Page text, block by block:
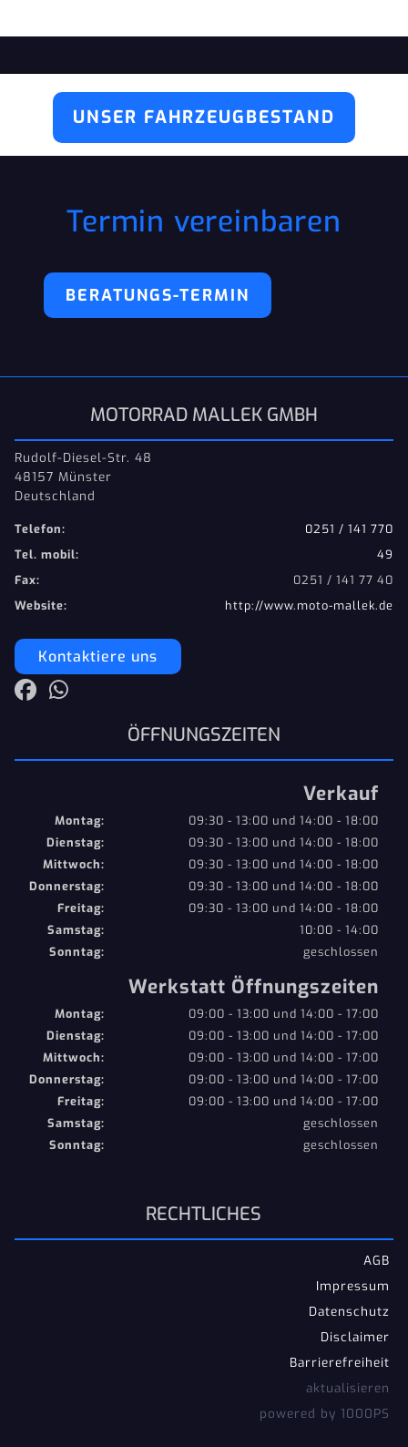
UNSER FAHRZEUGBESTAND
Termin vereinbaren
BERATUNGS-TERMIN
MOTORRAD MALLEK GMBH
Rudolf-Diesel-Str. 48
48157 Münster
Deutschland
Telefon:
0251 / 141 770
Tel. mobil:
49
Fax:
0251 / 141 77 40
Website:
http://www.moto-mallek.de
Kontaktiere uns
ÖFFNUNGSZEITEN
Verkauf
Montag:
09:30 - 13:00 und 14:00 - 18:00
Dienstag:
09:30 - 13:00 und 14:00 - 18:00
Mittwoch:
09:30 - 13:00 und 14:00 - 18:00
Donnerstag:
09:30 - 13:00 und 14:00 - 18:00
Freitag:
09:30 - 13:00 und 14:00 - 18:00
Samstag:
10:00 - 14:00
Sonntag:
geschlossen
Werkstatt Öffnungszeiten
Montag:
09:00 - 13:00 und 14:00 - 17:00
Dienstag:
09:00 - 13:00 und 14:00 - 17:00
Mittwoch:
09:00 - 13:00 und 14:00 - 17:00
Donnerstag:
09:00 - 13:00 und 14:00 - 17:00
Freitag:
09:00 - 13:00 und 14:00 - 17:00
Samstag:
geschlossen
Sonntag:
geschlossen
RECHTLICHES
AGB
Impressum
Datenschutz
Disclaimer
Barrierefreiheit
aktualisieren
powered by 1000PS